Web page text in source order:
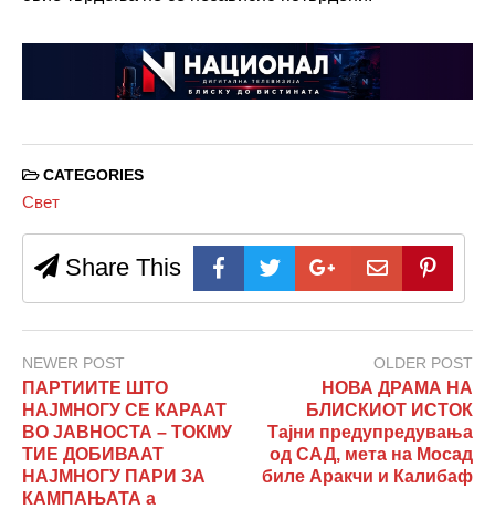
CATEGORIES
Свет
Share This
NEWER POST
ПАРТИИТЕ ШТО
НАЈМНОГУ СЕ КАРААТ
ВО ЈАВНОСТА – ТОКМУ
ТИЕ ДОБИВААТ
НАЈМНОГУ ПАРИ ЗА
КАМПАЊАТА а
OLDER POST
НОВА ДРАМА НА
БЛИСКИОТ ИСТОК
Тајни предупредувања
од САД, мета на Мосад
биле Аракчи и Калибаф